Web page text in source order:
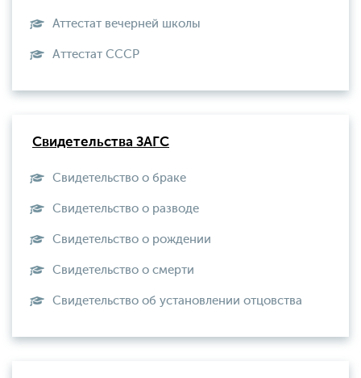
Аттестат вечерней школы
Aттестат СССР
Свидетельства ЗАГС
Свидетельство о браке
Свидетельство о разводе
Свидетельство о рождении
Свидетельство о смерти
Свидетельство об установлении отцовства